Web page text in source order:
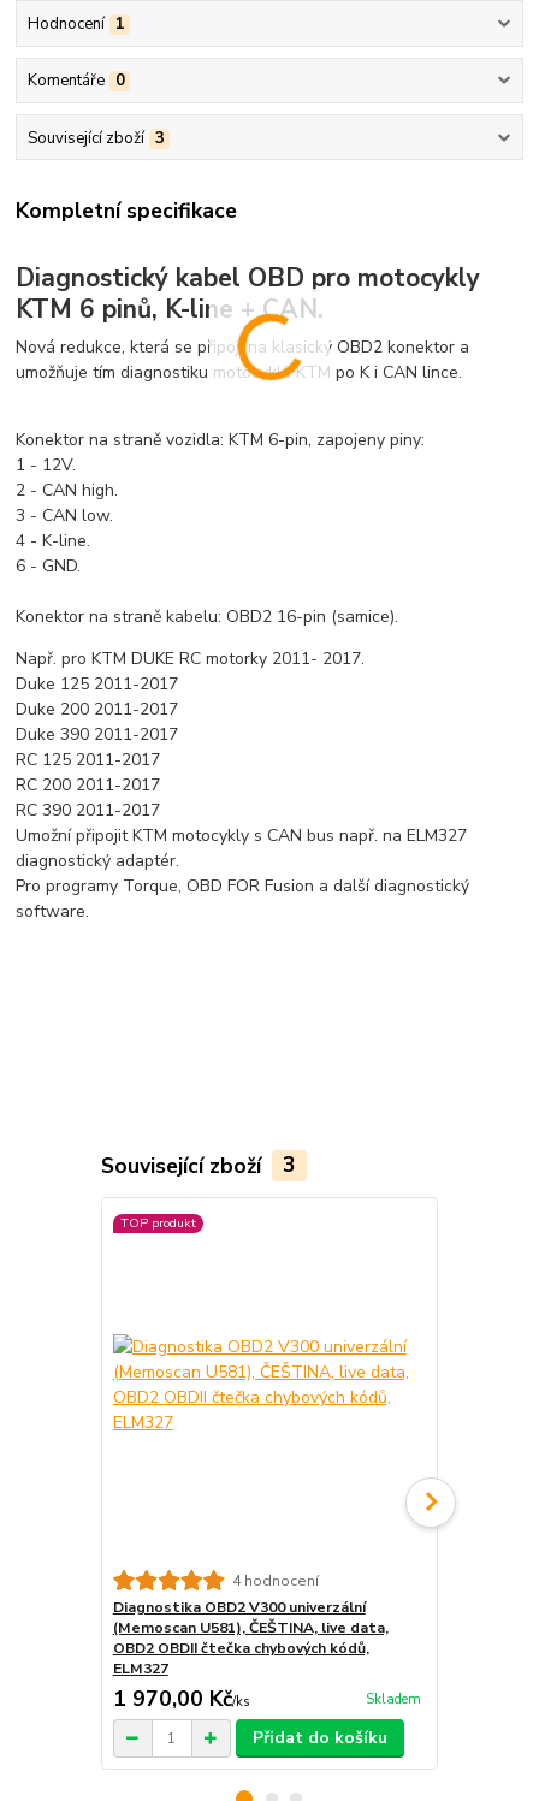
Hodnocení 1
Komentáře 0
Související zboží 3
Kompletní specifikace
Diagnostický kabel OBD pro motocykly
KTM 6 pinů, K-line + CAN.
Nová redukce, která se připojí na klasický OBD2 konektor a
umožňuje tím diagnostiku motocyklů KTM po K i CAN lince.
Konektor na straně vozidla: KTM 6-pin, zapojeny piny:
1 - 12V.
2 - CAN high.
3 - CAN low.
4 - K-line.
6 - GND.
Konektor na straně kabelu: OBD2 16-pin (samice).
Např. pro KTM DUKE RC motorky 2011- 2017.
Duke 125 2011-2017
Duke 200 2011-2017
Duke 390 2011-2017
RC 125 2011-2017
RC 200 2011-2017
RC 390 2011-2017
Umožní připojit KTM motocykly s CAN bus např. na ELM327
diagnostický adaptér.
Pro programy Torque, OBD FOR Fusion a další diagnostický
software.
Související zboží 3
TOP produkt
4 hodnocení
Diagnostika OBD2 V300 univerzální
(Memoscan U581), ČEŠTINA, live data,
OBD2 OBDII čtečka chybových kódů,
ELM327
1 970,00 Kč/ks Skladem
Přidat do košíku